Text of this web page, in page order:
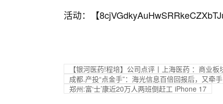
活动：【
【银河医药!程培】公司点评丨上海医药 ：商业
成都.产投“点金手”：海光信息百倍回报后，又牵
郑州:富‘士’康近20万人两班倒赶工 iPhone 17